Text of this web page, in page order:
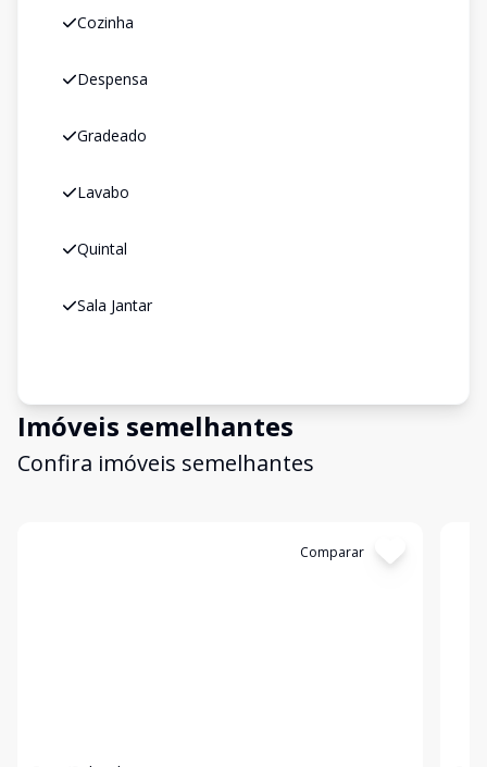
Cozinha
Despensa
Gradeado
Lavabo
Quintal
Sala Jantar
Imóveis semelhantes
Confira imóveis semelhantes
Comparar